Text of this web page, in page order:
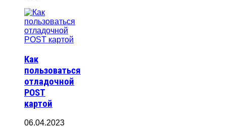
Как
пользоваться
отладочной
POST
картой
06.04.2023